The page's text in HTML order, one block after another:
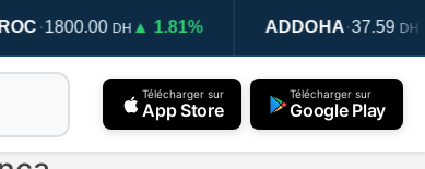
DH▲ 1.81% ADDOHA 37.59DH ▲ 1.59%
Télécharger sur
App Store
Télécharger sur
Google Play